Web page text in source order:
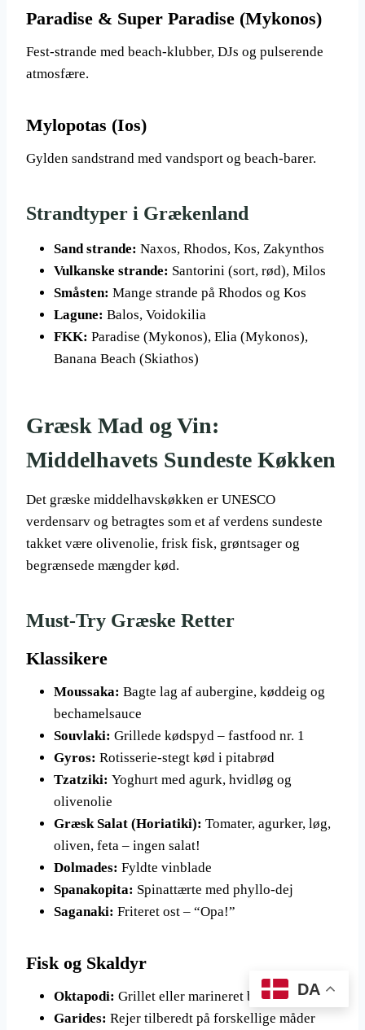
Paradise & Super Paradise (Mykonos)
Fest-strande med beach-klubber, DJs og pulserende
atmosfære.
Mylopotas (Ios)
Gylden sandstrand med vandsport og beach-barer.
Strandtyper i Grækenland
Sand strande: Naxos, Rhodos, Kos, Zakynthos
Vulkanske strande: Santorini (sort, rød), Milos
Småsten: Mange strande på Rhodos og Kos
Lagune: Balos, Voidokilia
FKK: Paradise (Mykonos), Elia (Mykonos),
Banana Beach (Skiathos)
Græsk Mad og Vin:
Middelhavets Sundeste Køkken
Det græske middelhavskøkken er UNESCO
verdensarv og betragtes som et af verdens sundeste
takket være olivenolie, frisk fisk, grøntsager og
begrænsede mængder kød.
Must-Try Græske Retter
Klassikere
Moussaka: Bagte lag af aubergine, køddeig og
bechamelsauce
Souvlaki: Grillede kødspyd – fastfood nr. 1
Gyros: Rotisserie-stegt kød i pitabrød
Tzatziki: Yoghurt med agurk, hvidløg og
olivenolie
Græsk Salat (Horiatiki): Tomater, agurker, løg,
oliven, feta – ingen salat!
Dolmades: Fyldte vinblade
Spanakopita: Spinattærte med phyllo-dej
Saganaki: Friteret ost – “Opa!”
Fisk og Skaldyr
Oktapodi: Grillet eller marineret blæksprutte
Garides: Rejer tilberedt på forskellige måder
DA